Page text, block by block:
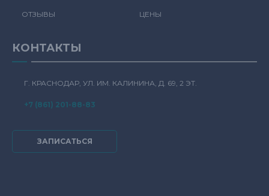
ОТЗЫВЫ ЦЕНЫ
КОНТАКТЫ
Г. КРАСНОДАР, УЛ. ИМ. КАЛИНИНА, Д. 69, 2 ЭТ.
+7 (861) 201-88-83
ЗАПИСАТЬСЯ